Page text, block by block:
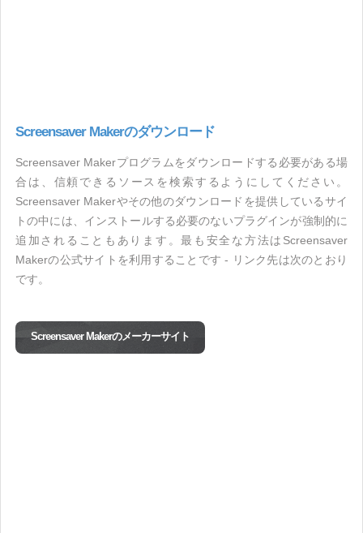
Screensaver Makerのダウンロード
Screensaver Makerプログラムをダウンロードする必要がある場
合は、信頼できるソースを検索するようにしてください。
Screensaver Makerやその他のダウンロードを提供しているサイ
トの中には、インストールする必要のないプラグインが強制的に
追加されることもあります。最も安全な方法はScreensaver
Makerの公式サイトを利用することです - リンク先は次のとおり
です。
Screensaver Makerのメーカーサイト